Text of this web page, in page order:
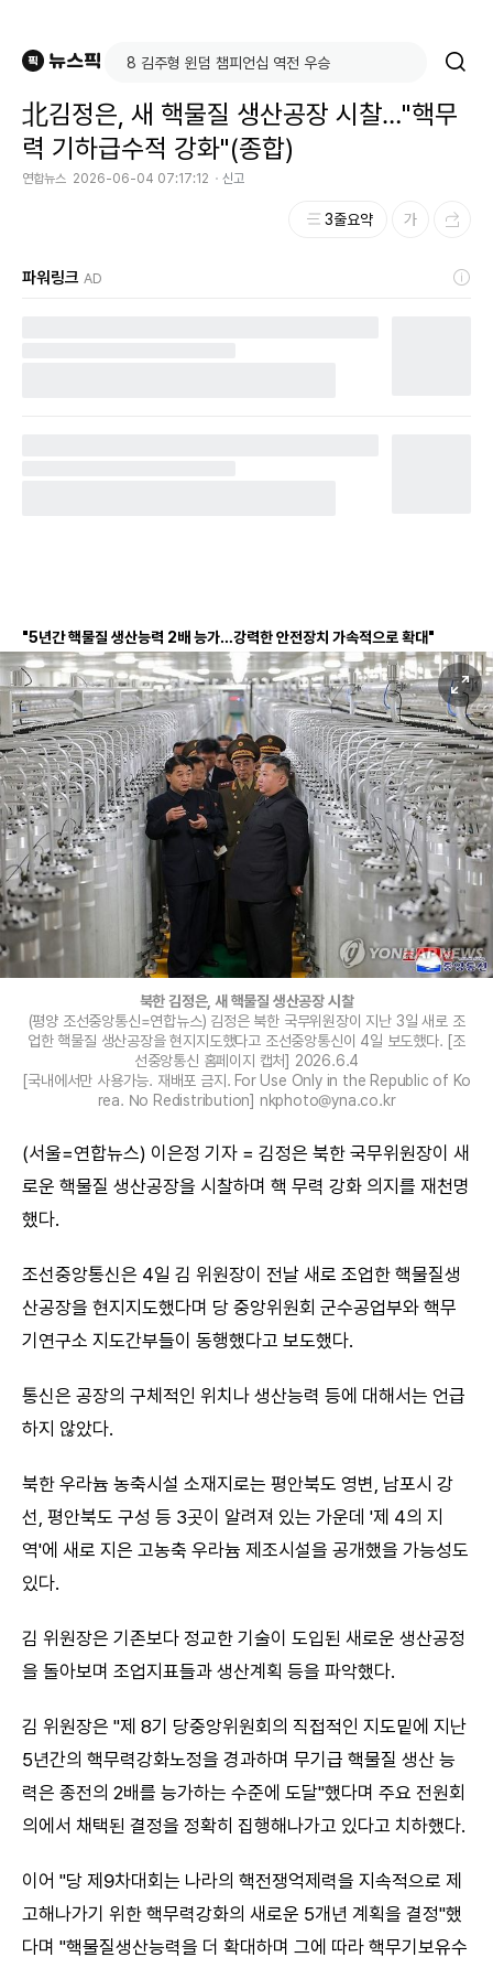
北김정은, 새 핵물질 생산공장 시찰…"핵무
력 기하급수적 강화"(종합)
연합뉴스 2026-06-04 07:17:12 신고
3줄요약
파워링크 AD
"5년간 핵물질 생산능력 2배 능가…강력한 안전장치 가속적으로 확대"
북한 김정은, 새 핵물질 생산공장 시찰
(평양 조선중앙통신=연합뉴스) 김정은 북한 국무위원장이 지난 3일 새로 조
업한 핵물질 생산공장을 현지지도했다고 조선중앙통신이 4일 보도했다. [조
선중앙통신 홈페이지 캡처] 2026.6.4
[국내에서만 사용가능. 재배포 금지. For Use Only in the Republic of Ko
rea. No Redistribution] nkphoto@yna.co.kr
(서울=연합뉴스) 이은정 기자 = 김정은 북한 국무위원장이 새
로운 핵물질 생산공장을 시찰하며 핵 무력 강화 의지를 재천명
했다.
조선중앙통신은 4일 김 위원장이 전날 새로 조업한 핵물질생
산공장을 현지지도했다며 당 중앙위원회 군수공업부와 핵무
기연구소 지도간부들이 동행했다고 보도했다.
통신은 공장의 구체적인 위치나 생산능력 등에 대해서는 언급
하지 않았다.
북한 우라늄 농축시설 소재지로는 평안북도 영변, 남포시 강
선, 평안북도 구성 등 3곳이 알려져 있는 가운데 '제 4의 지
역'에 새로 지은 고농축 우라늄 제조시설을 공개했을 가능성도
있다.
김 위원장은 기존보다 정교한 기술이 도입된 새로운 생산공정
을 돌아보며 조업지표들과 생산계획 등을 파악했다.
김 위원장은 "제 8기 당중앙위원회의 직접적인 지도밑에 지난
5년간의 핵무력강화노정을 경과하며 무기급 핵물질 생산 능
력은 종전의 2배를 능가하는 수준에 도달"했다며 주요 전원회
의에서 채택된 결정을 정확히 집행해나가고 있다고 치하했다.
이어 "당 제9차대회는 나라의 핵전쟁억제력을 지속적으로 제
고해나가기 위한 핵무력강화의 새로운 5개년 계획을 결정"했
다며 "핵물질생산능력을 더 확대하며 그에 따라 핵무기보유수